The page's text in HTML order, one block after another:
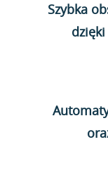
Szybka